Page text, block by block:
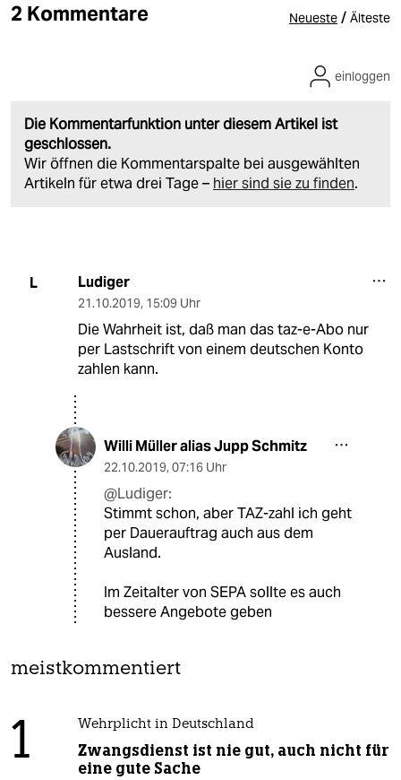
2 Kommentare Neueste / Älteste
Die Kommentarfunktion unter diesem Artikel ist
geschlossen.
Wir öffnen die Kommentarspalte bei ausgewählten
Artikeln für etwa drei Tage – hier sind sie zu finden.
einloggen
L Ludiger
21.10.2019, 15:09 Uhr
Die Wahrheit ist, daß man das taz-e-Abo nur
per Lastschrift von einem deutschen Konto
zahlen kann.
Willi Müller alias Jupp Schmitz
22.10.2019, 07:16 Uhr
@Ludiger:
Stimmt schon, aber TAZ-zahl ich geht
per Dauerauftrag auch aus dem
Ausland.
Im Zeitalter von SEPA sollte es auch
bessere Angebote geben
meistkommentiert
1 Wehrplicht in Deutschland
Zwangsdienst ist nie gut, auch nicht für
eine gute Sache